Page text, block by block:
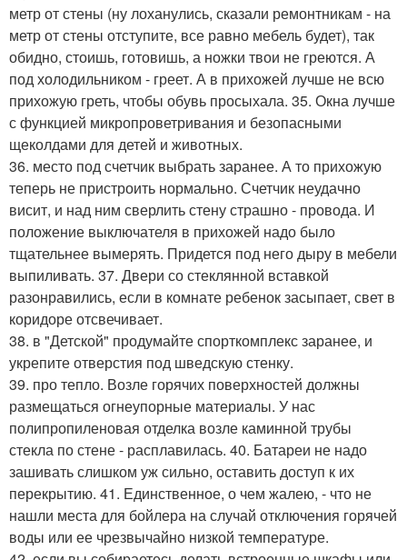
метр от стены (ну лоханулись, сказали ремонтникам - на
метр от стены отступите, все равно мебель будет), так
обидно, стоишь, готовишь, а ножки твои не греются. А
под холодильником - греет. А в прихожей лучше не всю
прихожую греть, чтобы обувь просыхала. 35. Окна лучше
с функцией микропроветривания и безопасными
щеколдами для детей и животных.
36. место под счетчик выбрать заранее. А то прихожую
теперь не пристроить нормально. Счетчик неудачно
висит, и над ним сверлить стену страшно - провода. И
положение выключателя в прихожей надо было
тщательнее вымерять. Придется под него дыру в мебели
выпиливать. 37. Двери со стеклянной вставкой
разонравились, если в комнате ребенок засыпает, свет в
коридоре отсвечивает.
38. в "Детской" продумайте спорткомплекс заранее, и
укрепите отверстия под шведскую стенку.
39. про тепло. Возле горячих поверхностей должны
размещаться огнеупорные материалы. У нас
полипропиленовая отделка возле каминной трубы
стекла по стене - расплавилась. 40. Батареи не надо
зашивать слишком уж сильно, оставить доступ к их
перекрытию. 41. Единственное, о чем жалею, - что не
нашли места для бойлера на случай отключения горячей
воды или ее чрезвычайно низкой температуре.